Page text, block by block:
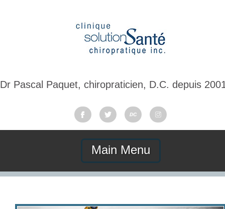
Dr Pascal Paquet, chiropraticien, D.C. depuis
Main Menu